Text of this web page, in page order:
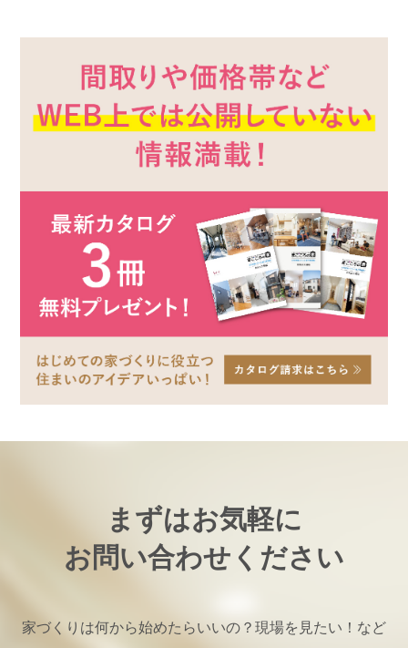
まずはお気軽に
お問い合わせください
家づくりは何から始めたらいいの？現場を見たい！など